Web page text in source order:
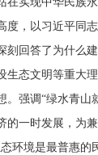
度，以习近平同
刻回答了为什么
生态文明等重大
。强调“绿水青山
的一时发展，为
环境是最普惠的